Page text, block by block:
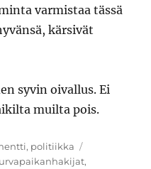
varmistaa tässä
kärsivät
syvin oivallus. Ei
muilta pois.
, politiikka
,